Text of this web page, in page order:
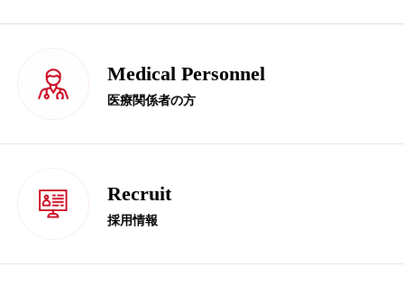
Medical Personnel
医療関係者の方
Recruit
採用情報